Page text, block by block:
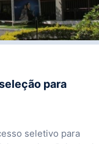
para
seletivo para